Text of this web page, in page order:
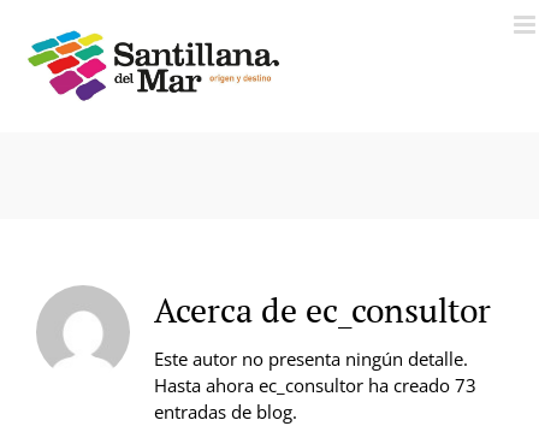
contenido
Acerca de ec_consultor
Este autor no presenta ningún detalle.
Hasta ahora ec_consultor ha creado 73
entradas de blog.